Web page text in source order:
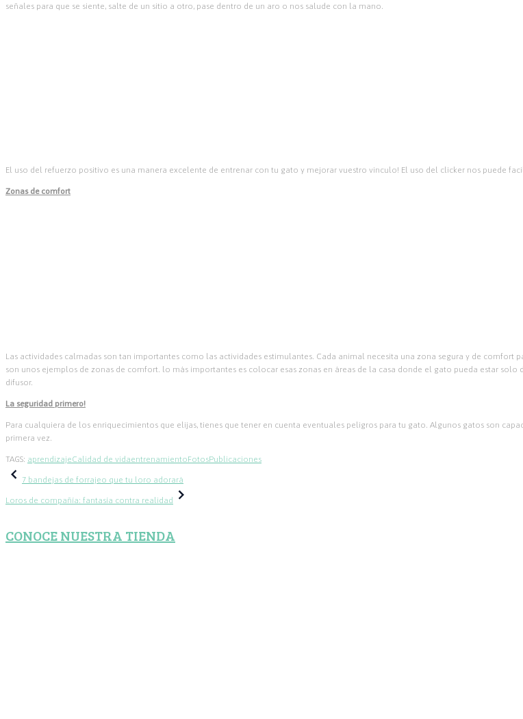
señales para que se siente, salte de un sitio a otro, pase dentro de un aro o nos salude con la mano.
El uso del refuerzo positivo es una manera excelente de entrenar con tu gato y mejorar vuestro vinculo! El uso del clicker nos puede
Zonas de comfort
Las actividades calmadas son tan importantes como las actividades estimulantes. Cada animal necesita una zona segura y de comfort
son unos ejemplos de zonas de comfort. lo más importantes es colocar esas zonas en áreas de la casa donde el gato pueda estar solo
difusor.
La seguridad primero!
Para cualquiera de los enriquecimientos que elijas, tienes que tener en cuenta eventuales peligros para tu gato. Algunos gatos son
primera vez.
TAGS: aprendizajeCalidad de vidaentrenamientoFotosPublicaciones
Navegación
de
7 bandejas de forrajeo que tu loro adorará
Loros de compañía: fantasía contra realidad
CONOCE NUESTRA TIENDA